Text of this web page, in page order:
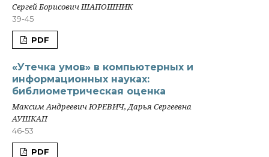
Сергей Борисович ШАПОШНИК
39-45
PDF
«Утечка умов» в компьютерных и
информационных науках:
библиометрическая оценка
Максим Андреевич ЮРЕВИЧ, Дарья Сергеевна
АУШКАП
46-53
PDF